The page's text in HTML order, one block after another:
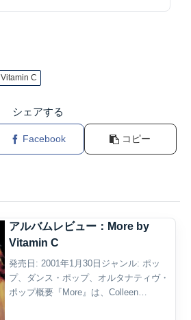
Vitamin C
シェアする
Facebook コピー
アルバムレビュー：More by
Vitamin C
発売日: 2001年1月30日ジャンル: ポッ
プ、ダンス・ポップ、オルタナティヴ・
ポップ概要『More』は、Colleen